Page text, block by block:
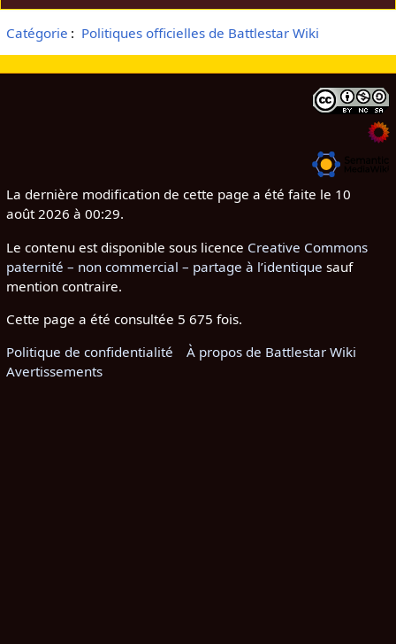
Catégorie : Politiques officielles de Battlestar Wiki
La dernière modification de cette page a été faite le 10
août 2026 à 00:29.
Le contenu est disponible sous licence Creative Commons
paternité – non commercial – partage à l’identique sauf
mention contraire.
Cette page a été consultée 5 675 fois.
Politique de confidentialité
À propos de Battlestar Wiki
Avertissements